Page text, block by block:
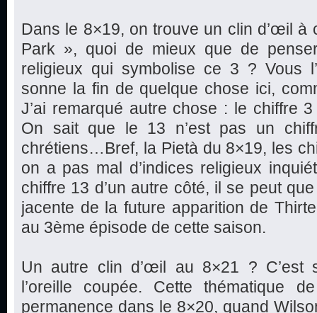
Dans le 8×19, on trouve un clin d’œil à
Park », quoi de mieux que de
religieux qui symbolise ce 3 ? Vous
sonne la fin de quelque chose ici,
J’ai remarqué autre chose : le chiffre
On sait que le 13 n’est pas un
chrétiens…Bref, la Pietà du 8×19, les
on a pas mal d’indices religieux
chiffre 13 d’un autre côté, il se peut
jacente de la future apparition de
au 3ème épisode de cette saison.
Un autre clin d’œil au 8×21 ? C’est
l’oreille coupée. Cette thématique
permanence dans le 8×20, quand